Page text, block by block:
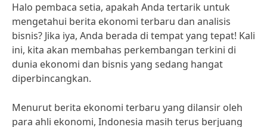
Halo pembaca setia, apakah Anda tertarik untuk
mengetahui berita ekonomi terbaru dan analisis
bisnis? Jika iya, Anda berada di tempat yang tepat! Kali
ini, kita akan membahas perkembangan terkini di
dunia ekonomi dan bisnis yang sedang hangat
diperbincangkan.
Menurut berita ekonomi terbaru yang dilansir oleh
para ahli ekonomi, Indonesia masih terus berjuang